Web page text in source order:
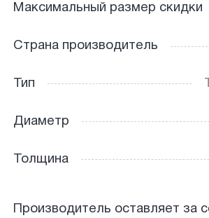
Максимальный размер скидки
Страна производитель
Тип
Диаметр
Толщина
Производитель оставляет за